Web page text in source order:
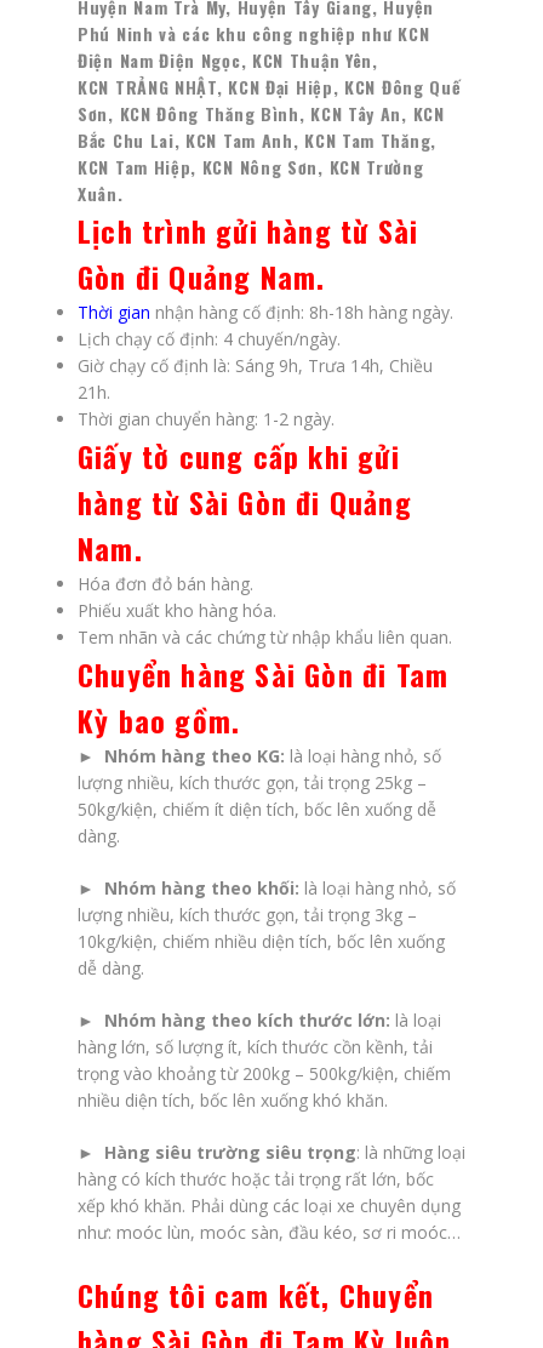
Huyện Nam Trà My, Huyện Tây Giang, Huyện
Phú Ninh và các khu công nghiệp như KCN
Điện Nam Điện Ngọc, KCN Thuận Yên,
KCN TRẢNG NHẬT, KCN Đại Hiệp, KCN Đông Quế
Sơn, KCN Đông Thăng Bình, KCN Tây An, KCN
Bắc Chu Lai, KCN Tam Anh, KCN Tam Thăng,
KCN Tam Hiệp, KCN Nông Sơn, KCN Trường
Xuân.
Lịch trình gửi hàng từ Sài
Gòn đi Quảng Nam.
Thời gian nhận hàng cố định: 8h-18h hàng ngày.
Lịch chạy cố định: 4 chuyến/ngày.
Giờ chạy cố định là: Sáng 9h, Trưa 14h, Chiều
21h.
Thời gian chuyển hàng: 1-2 ngày.
Giấy tờ cung cấp khi gửi
hàng từ Sài Gòn đi Quảng
Nam.
Hóa đơn đỏ bán hàng.
Phiếu xuất kho hàng hóa.
Tem nhãn và các chứng từ nhập khẩu liên quan.
Chuyển hàng Sài Gòn đi Tam
Kỳ bao gồm.
► Nhóm hàng theo KG: là loại hàng nhỏ, số
lượng nhiều, kích thước gọn, tải trọng 25kg –
50kg/kiện, chiếm ít diện tích, bốc lên xuống dễ
dàng.
► Nhóm hàng theo khối: là loại hàng nhỏ, số
lượng nhiều, kích thước gọn, tải trọng 3kg –
10kg/kiện, chiếm nhiều diện tích, bốc lên xuống
dễ dàng.
► Nhóm hàng theo kích thước lớn: là loại
hàng lớn, số lượng ít, kích thước cồn kềnh, tải
trọng vào khoảng từ 200kg – 500kg/kiện, chiếm
nhiều diện tích, bốc lên xuống khó khăn.
► Hàng siêu trường siêu trọng: là những loại
hàng có kích thước hoặc tải trọng rất lớn, bốc
xếp khó khăn. Phải dùng các loại xe chuyên dụng
như: moóc lùn, moóc sàn, đầu kéo, sơ ri moóc…
Chúng tôi cam kết, Chuyển